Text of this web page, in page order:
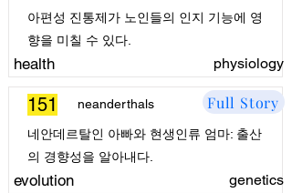
아편성 진통제가 노인들의 인지 기능에 영
향을 미칠 수 있다.
health physiology
151 Full Story
neanderthals
네안데르탈인 아빠와 현생인류 엄마: 출산
의 경향성을 알아내다.
evolution genetics